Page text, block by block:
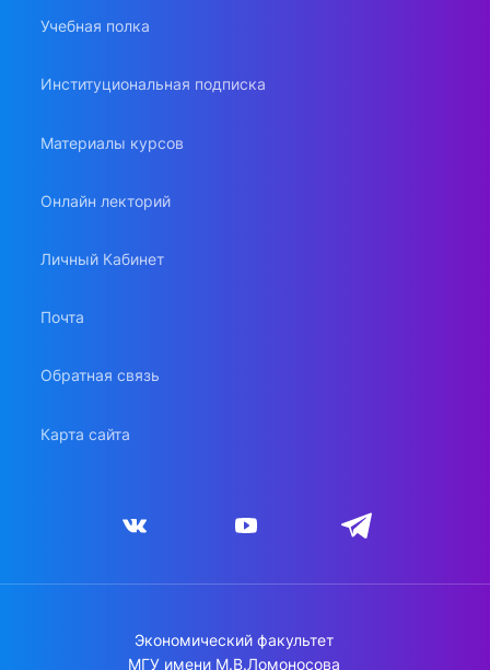
Учебная полка
Институциональная подписка
Материалы курсов
Онлайн лекторий
Личный Кабинет
Почта
Обратная связь
Карта сайта
Экономический факультет
МГУ имени М.В.Ломоносова